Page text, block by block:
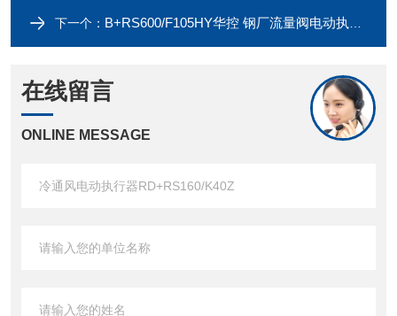
下一个： B+RS600/F105HY华控 钢厂流量阀电动执行器B+RS600/K105HY
在线留言
ONLINE MESSAGE